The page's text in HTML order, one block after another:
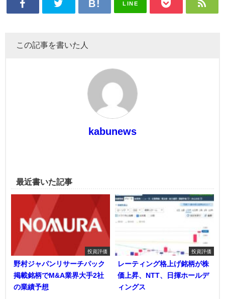
LINE
この記事を書いた人
kabunews
最近書いた記事
投資評価
野村ジャパンリサーチパック
掲載銘柄でM&A業界大手2社
の業績予想
投資評価
レーティング格上げ銘柄が株
価上昇、NTT、日揮ホールデ
ィングス